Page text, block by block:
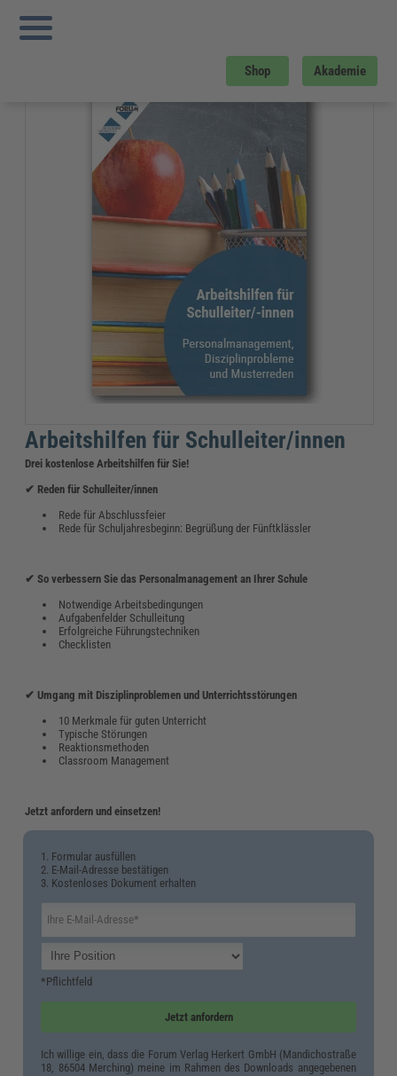
Shop Akademie
Sie sind hier:
Arbeitshilfen für Schulleiter/innen
Arbeitshilfen für Schulleiter/innen
Drei kostenlose Arbeitshilfen für Sie!
✔ Reden für Schulleiter/innen
Rede für Abschlussfeier
Rede für Schuljahresbeginn: Begrüßung der Fünftklässler
✔ So verbessern Sie das Personalmanagement an Ihrer Schule
Notwendige Arbeitsbedingungen
Aufgabenfelder Schulleitung
Erfolgreiche Führungstechniken
Checklisten
✔ Umgang mit Disziplinproblemen und Unterrichtsstörungen
10 Merkmale für guten Unterricht
Typische Störungen
Reaktionsmethoden
Classroom Management
Jetzt anfordern und einsetzen!
1. Formular ausfüllen
2. E-Mail-Adresse bestätigen
3. Kostenloses Dokument erhalten
*Pflichtfeld
Jetzt anfordern
Ich willige ein, dass die Forum Verlag Herkert GmbH (Mandichostraße
18, 86504 Merching) meine im Rahmen des Downloads angegebenen